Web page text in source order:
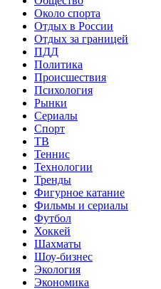
Около спорта
Отдых в России
Отдых за границей
ПДД
Политика
Происшествия
Психология
Рынки
Сериалы
Спорт
ТВ
Теннис
Технологии
Тренды
Фигурное катание
Фильмы и сериалы
Футбол
Хоккей
Шахматы
Шоу-бизнес
Экология
Экономика